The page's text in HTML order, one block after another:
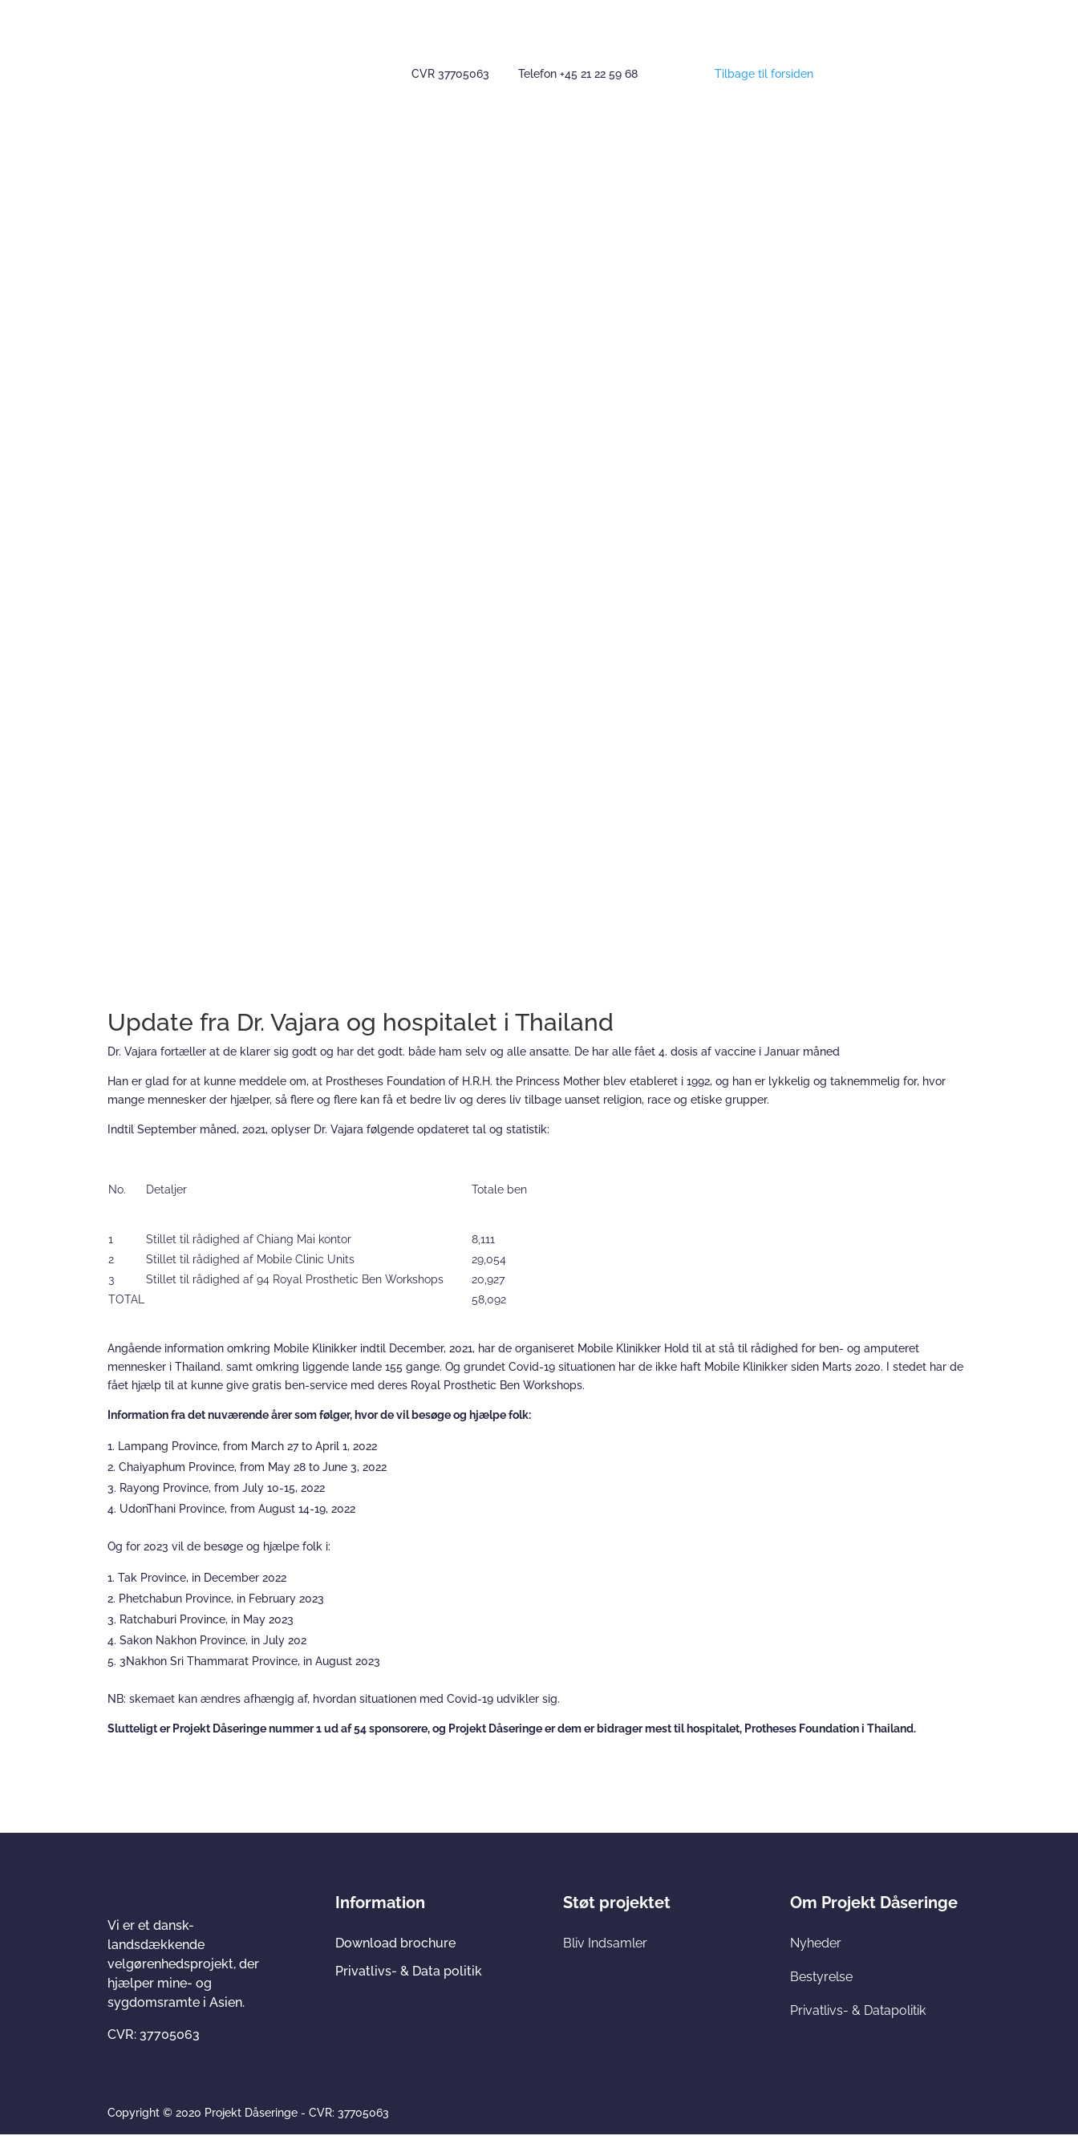
CVR 37705063 Telefon +45 21 22 59 68 Tilbage til forsiden
Update fra Dr. Vajara og hospitalet i Thailand
Dr. Vajara fortæller at de klarer sig godt og har det godt. både ham selv og alle ansatte. De har alle fået 4. dosis af vaccine i Januar måned
Han er glad for at kunne meddele om, at Prostheses Foundation of H.R.H. the Princess Mother blev etableret i 1992, og han er lykkelig og taknemmelig for, hvor
mange mennesker der hjælper, så flere og flere kan få et bedre liv og deres liv tilbage uanset religion, race og etiske grupper.
Indtil September måned, 2021, oplyser Dr. Vajara følgende opdateret tal og statistik:
No. Detaljer Totale ben
1 Stillet til rådighed af Chiang Mai kontor
8,111
2
Stillet til rådighed af Mobile Clinic Units
29,054
3
Stillet til rådighed af 94 Royal Prosthetic Ben Workshops
20,927
TOTAL
58,092
Angående information omkring Mobile Klinikker indtil December, 2021, har de organiseret Mobile Klinikker Hold til at stå til rådighed for ben- og amputeret
mennesker i Thailand. samt omkring liggende lande 155 gange. Og grundet Covid-19 situationen har de ikke haft Mobile Klinikker siden Marts 2020. I stedet har de
fået hjælp til at kunne give gratis ben-service med deres Royal Prosthetic Ben Workshops.
Information fra det nuværende årer som følger, hvor de vil besøge og hjælpe folk:
Lampang Province, from March 27 to April 1, 2022
Chaiyaphum Province, from May 28 to June 3, 2022
Rayong Province, from July 10-15, 2022
UdonThani Province, from August 14-19, 2022
Og for 2023 vil de besøge og hjælpe folk i:
Tak Province, in December 2022
Phetchabun Province, in February 2023
Ratchaburi Province, in May 2023
Sakon Nakhon Province, in July 202
3Nakhon Sri Thammarat Province, in August 2023
NB: skemaet kan ændres afhængig af, hvordan situationen med Covid-19 udvikler sig.
Slutteligt er Projekt Dåseringe nummer 1 ud af 54 sponsorere, og Projekt Dåseringe er dem er bidrager mest til hospitalet, Protheses Foundation i Thailand.
Vi er et dansk-
landsdækkende
velgørenhedsprojekt, der
hjælper mine- og
sygdomsramte i Asien.
CVR: 37705063
Information
Download brochure
Privatlivs- & Data politik
Støt projektet
Bliv Indsamler
Om Projekt Dåseringe
Nyheder
Bestyrelse
Privatlivs- & Datapolitik
Copyright © 2020 Projekt Dåseringe - CVR: 37705063